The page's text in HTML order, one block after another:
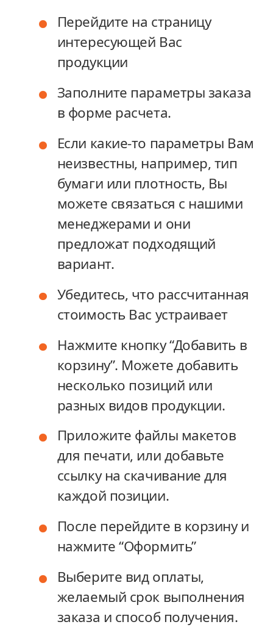
Перейдите на страницу
интересующей Вас
продукции
Заполните параметры заказа
в форме расчета.
Если какие-то параметры Вам
неизвестны, например, тип
бумаги или плотность, Вы
можете связаться с нашими
менеджерами и они
предложат подходящий
вариант.
Убедитесь, что рассчитанная
стоимость Вас устраивает
Нажмите кнопку “Добавить в
корзину”. Можете добавить
несколько позиций или
разных видов продукции.
Приложите файлы макетов
для печати, или добавьте
ссылку на скачивание для
каждой позиции.
После перейдите в корзину и
нажмите “Оформить”
Выберите вид оплаты,
желаемый срок выполнения
заказа и способ получения.
Перейдите на страницу
интересующей Вас
продукции
Заполните параметры заказа
в форме расчета.
Если какие-то параметры Вам
неизвестны, например, тип
бумаги или плотность, Вы
можете связаться с нашими
менеджерами и они
предложат подходящий
вариант.
Убедитесь, что рассчитанная
стоимость Вас устраивает
Нажмите кнопку “Добавить в
корзину”. Можете добавить
несколько позиций или
разных видов продукции.
Приложите файлы макетов
для печати, или добавьте
ссылку на скачивание для
каждой позиции.
После перейдите в корзину и
нажмите “Оформить”
Выберите вид оплаты,
желаемый срок выполнения
заказа и способ получения.